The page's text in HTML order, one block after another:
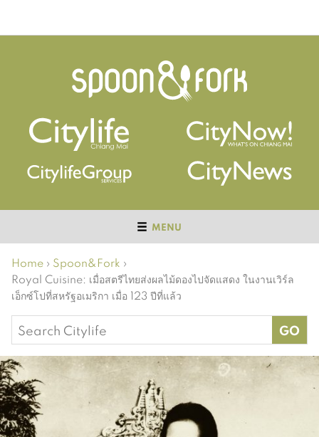
MENU
Home › Spoon&Fork ›
Royal Cuisine: เมื่อสตรีไทยส่งผลไม้ดองไปจัดแสดง ในงานเวิร์ล
เอ็กซ์โปที่สหรัฐอเมริกา เมื่อ 123 ปีที่แล้ว
Search
for: